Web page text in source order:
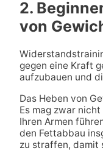
2.
von
gegen eine Kraft
aufzubauen und
Das Heben von
Es mag zwar
Ihren Armen
den Fettabbau
zu straffen, damit